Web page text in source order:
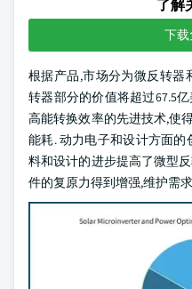
了解
下载
根据产品,市场分为微反转器
转器部分的价值将超过67.5
高能转换效率的先进技术,使
能耗. 动力电子和设计方面
料和设计的进步提高了微型
件的复原力得到增强,维护需